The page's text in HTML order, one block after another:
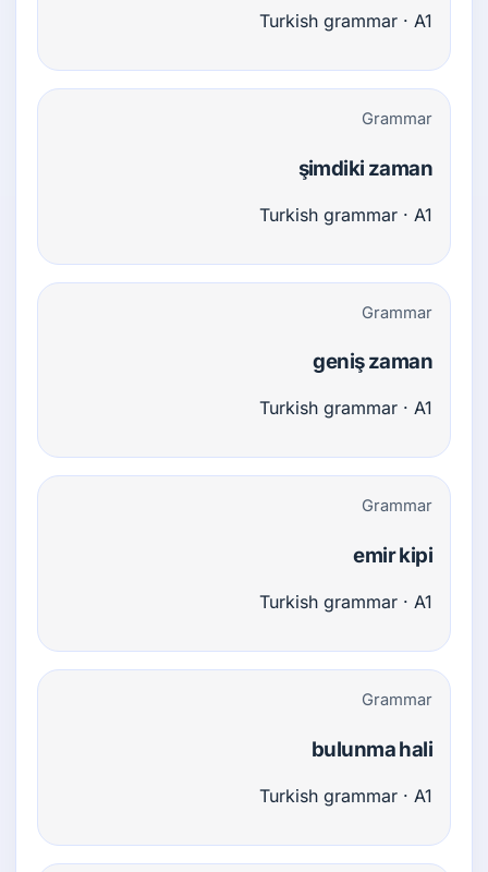
Turkish grammar · A1
Grammar
şimdiki zaman
Turkish grammar · A1
Grammar
geniş zaman
Turkish grammar · A1
Grammar
emir kipi
Turkish grammar · A1
Grammar
bulunma hali
Turkish grammar · A1